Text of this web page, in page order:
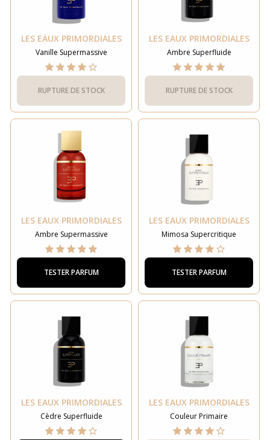
LES EAUX PRIMORDIALES
Vanille Supermassive
RUPTURE DE STOCK
LES EAUX PRIMORDIALES
Ambre Superfluide
RUPTURE DE STOCK
LES EAUX PRIMORDIALES
Ambre Supermassive
TESTER PARFUM
LES EAUX PRIMORDIALES
Mimosa Supercritique
TESTER PARFUM
LES EAUX PRIMORDIALES
Cèdre Superfluide
LES EAUX PRIMORDIALES
Couleur Primaire